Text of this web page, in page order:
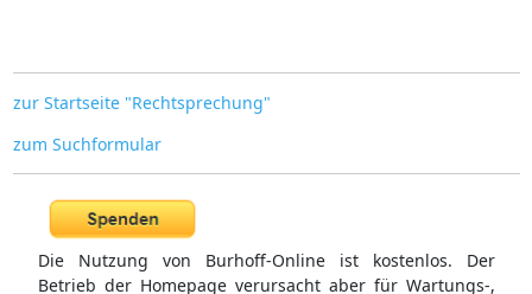
zur Startseite "Rechtsprechung"
zum Suchformular
Die Nutzung von Burhoff-Online ist kostenlos. Der
Betrieb der Homepage verursacht aber für Wartungs-,